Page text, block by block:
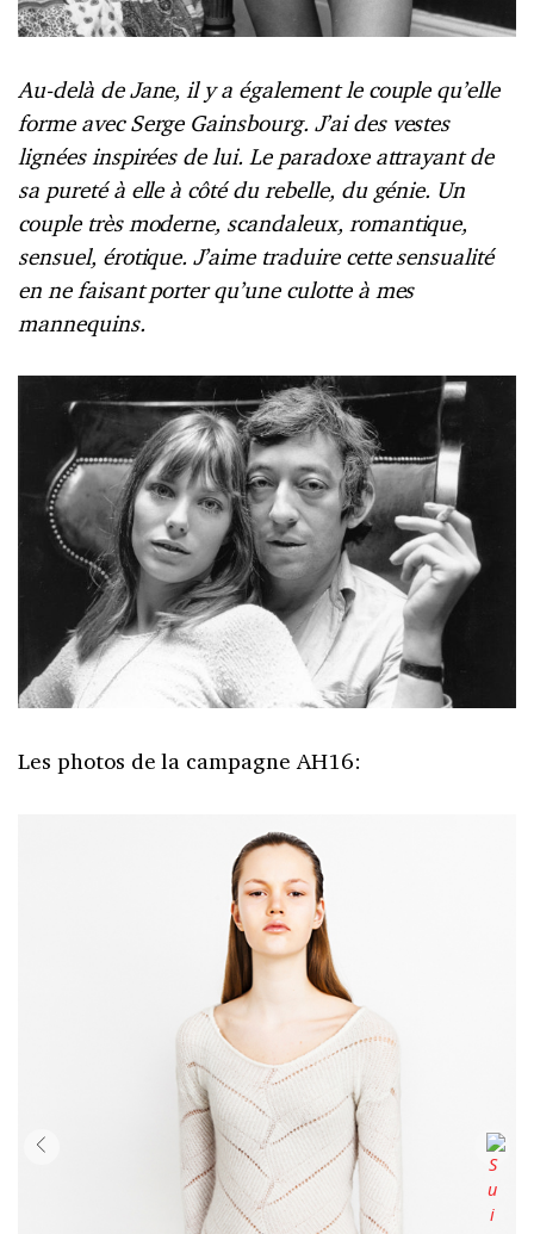
Au-delà de Jane, il y a également le couple qu’elle
forme avec Serge Gainsbourg. J’ai des vestes
lignées inspirées de lui. Le paradoxe attrayant de
sa pureté à elle à côté du rebelle, du génie. Un
couple très moderne, scandaleux, romantique,
sensuel, érotique. J’aime traduire cette sensualité
en ne faisant porter qu’une culotte à mes
mannequins.
Les photos de la campagne AH16: